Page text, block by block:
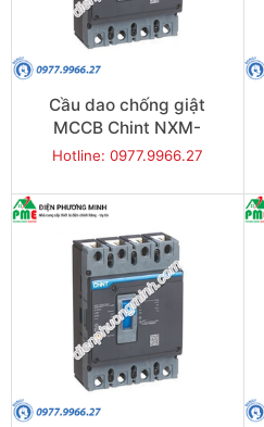
Cầu dao chống giật
MCCB Chint NXM-
400S/4300-400 50KA 4P
Hotline: 0977.9966.27